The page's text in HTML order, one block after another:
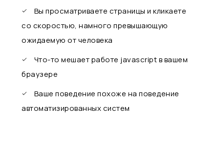
Вы просматриваете страницы и кликаете
со скоростью, намного превышающую
ожидаемую от человека
Что-то мешает работе javascript в вашем
браузере
Ваше поведение похоже на поведение
автоматизированных систем